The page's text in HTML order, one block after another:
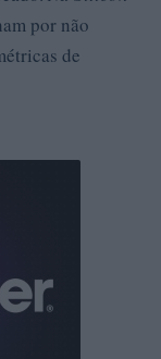
por não
de